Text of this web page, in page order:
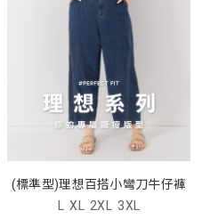
(標準型)理想百搭小彎刀牛仔褲
L XL 2XL 3XL